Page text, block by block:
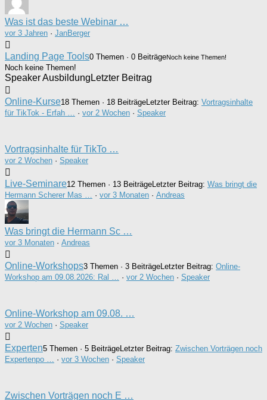
Was ist das beste Webinar …
vor 3 Jahren · JanBerger
Landing Page Tools0 Themen · 0 BeiträgeNoch keine Themen!
Noch keine Themen!
Speaker Ausbildung Letzter Beitrag
Online-Kurse18 Themen · 18 BeiträgeLetzter Beitrag: Vortragsinhalte
für TikTok - Erfah …
· vor 2 Wochen · Speaker
Vortragsinhalte für TikTo …
vor 2 Wochen · Speaker
Live-Seminare12 Themen · 13 BeiträgeLetzter Beitrag: Was bringt die
Hermann Scherer Mas …
· vor 3 Monaten · Andreas
Was bringt die Hermann Sc …
vor 3 Monaten · Andreas
Online-Workshops3 Themen · 3 BeiträgeLetzter Beitrag: Online-
Workshop am 09.08.2026: Ral …
· vor 2 Wochen · Speaker
Online-Workshop am 09.08. …
vor 2 Wochen · Speaker
Experten5 Themen · 5 BeiträgeLetzter Beitrag: Zwischen Vorträgen noch
Expertenpo …
· vor 3 Wochen · Speaker
Zwischen Vorträgen noch E …